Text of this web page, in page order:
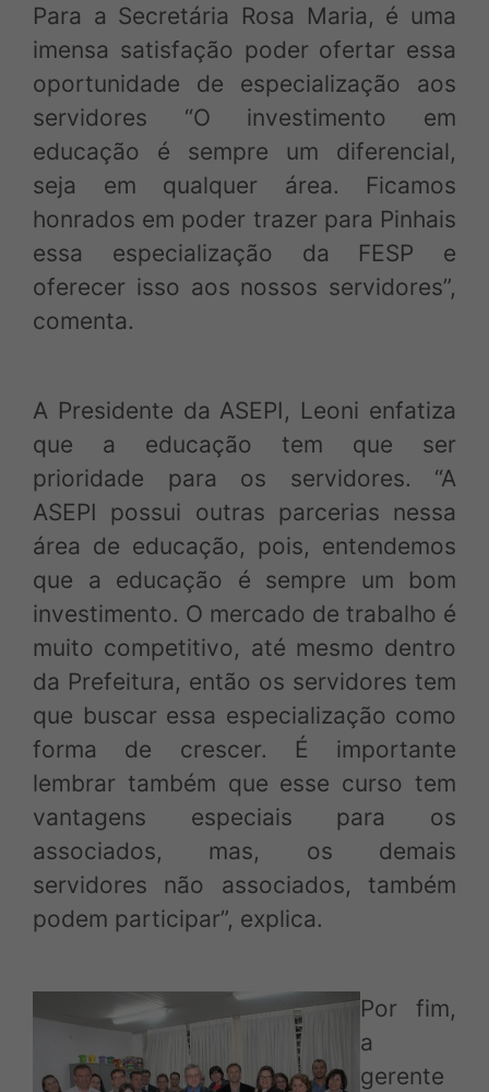
Para a Secretária Rosa Maria, é uma
imensa satisfação poder ofertar essa
oportunidade de especialização aos
servidores “O investimento em
educação é sempre um diferencial,
seja em qualquer área. Ficamos
honrados em poder trazer para Pinhais
essa especialização da FESP e
oferecer isso aos nossos servidores”,
comenta.
A Presidente da ASEPI, Leoni enfatiza
que a educação tem que ser
prioridade para os servidores. “A
ASEPI possui outras parcerias nessa
área de educação, pois, entendemos
que a educação é sempre um bom
investimento. O mercado de trabalho é
muito competitivo, até mesmo dentro
da Prefeitura, então os servidores tem
que buscar essa especialização como
forma de crescer. É importante
lembrar também que esse curso tem
vantagens especiais para os
associados, mas, os demais
servidores não associados, também
podem participar”, explica.
Por fim,
a
gerente